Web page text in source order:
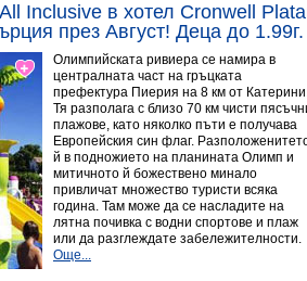
Inclusive в хотел Cronwell
през Август! Деца до
Олимпийската ривиера се намира в
централната част на гръцката
префектура Пиерия на 8 км от
Тя разполага с близо 70 км чисти
плажове, като няколко пъти е получава
Европейския син флаг.
й в подножието на планината Олимп и
митичното й божествено минало
привличат множество туристи всяка
година. Там може да се насладите на
лятна почивка с водни спортове и плаж
или да разглеждате забележителности.
Още...